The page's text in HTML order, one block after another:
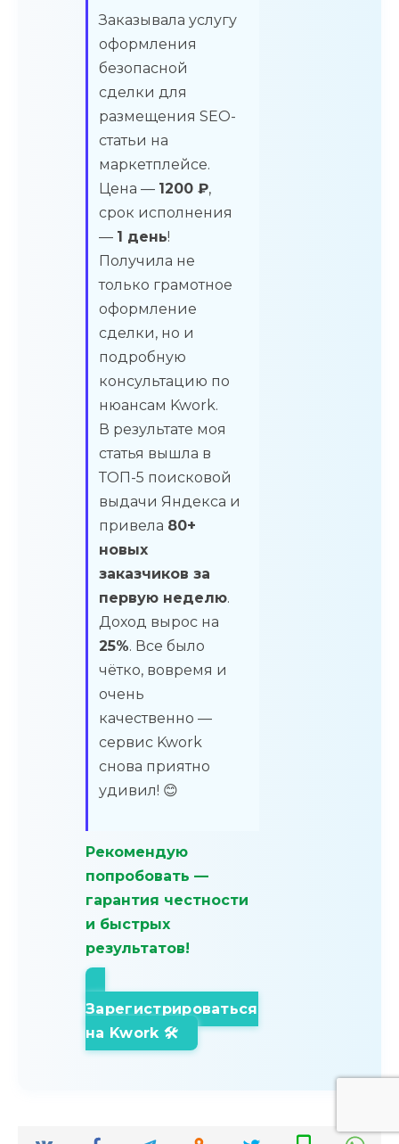
Заказывала услугу
оформления
безопасной
сделки для
размещения SEO-
статьи на
маркетплейсе.
Цена — 1200 ₽,
срок исполнения
— 1 день!
Получила не
только грамотное
оформление
сделки, но и
подробную
консультацию по
нюансам Kwork.
В результате моя
статья вышла в
ТОП-5 поисковой
выдачи Яндекса и
привела 80+
новых
заказчиков за
первую неделю.
Доход вырос на
25%. Все было
чётко, вовремя и
очень
качественно —
сервис Kwork
снова приятно
удивил! 😊
Рекомендую
попробовать —
гарантия честности
и быстрых
результатов!
Зарегистрироваться
на Kwork 🛠️